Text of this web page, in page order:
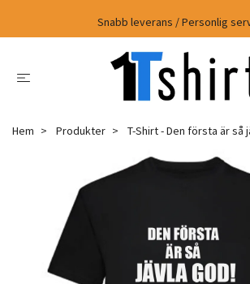
Snabb leverans / Personlig
Hem Produkter T-Shirt - Den första är så